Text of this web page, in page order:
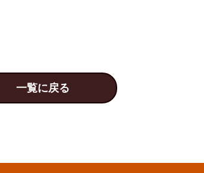
一覧に戻る